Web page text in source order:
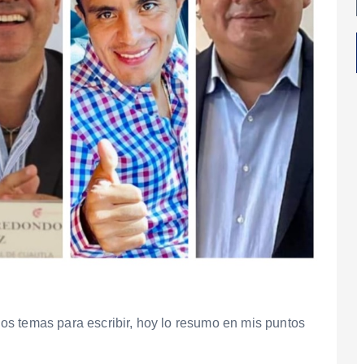
temas para escribir, hoy lo resumo en mis puntos